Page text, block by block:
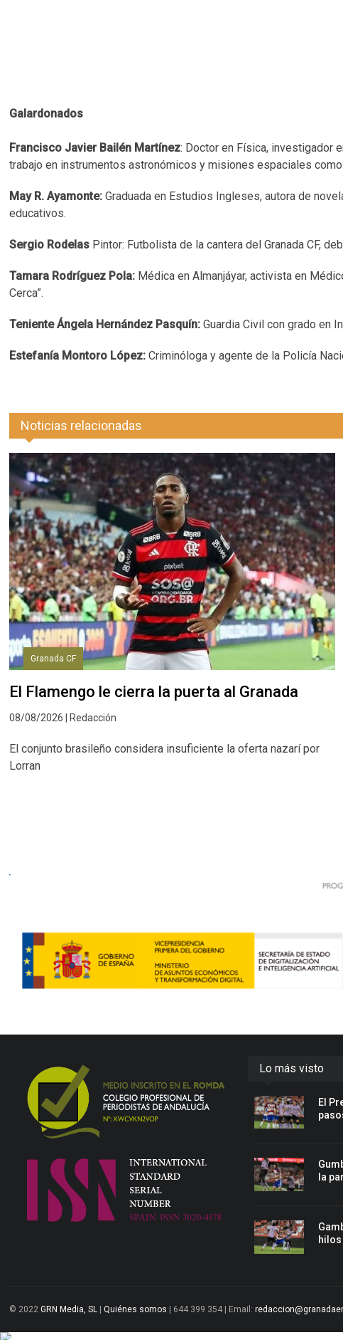
Galardonados
Francisco Javier Bailén Martínez: Doctor en Física, investigador
trabajo en instrumentos astronómicos y misiones espaciales como
May R. Ayamonte: Graduada en Estudios Ingleses, autora de
educativos.
Sergio Rodelas Pintor: Futbolista de la cantera del Granada CF,
Tamara Rodríguez Pola: Médica en Almanjáyar, activista en
Cerca”.
Teniente Ángela Hernández Pasquín:Guardia Civil con grado en
Estefanía Montoro López: Criminóloga y agente de la Policía
Noticias relacionadas
Granada CF
El Flamengo le cierra la puerta al Granada
08/08/2026 | Redacción
El conjunto brasileño considera insuficiente la oferta nazarí por
Lorran
Lo más visto
El
la
hilos
© 2022GRN Media, SL |Quiénes somos | 644 399 354 | Email: